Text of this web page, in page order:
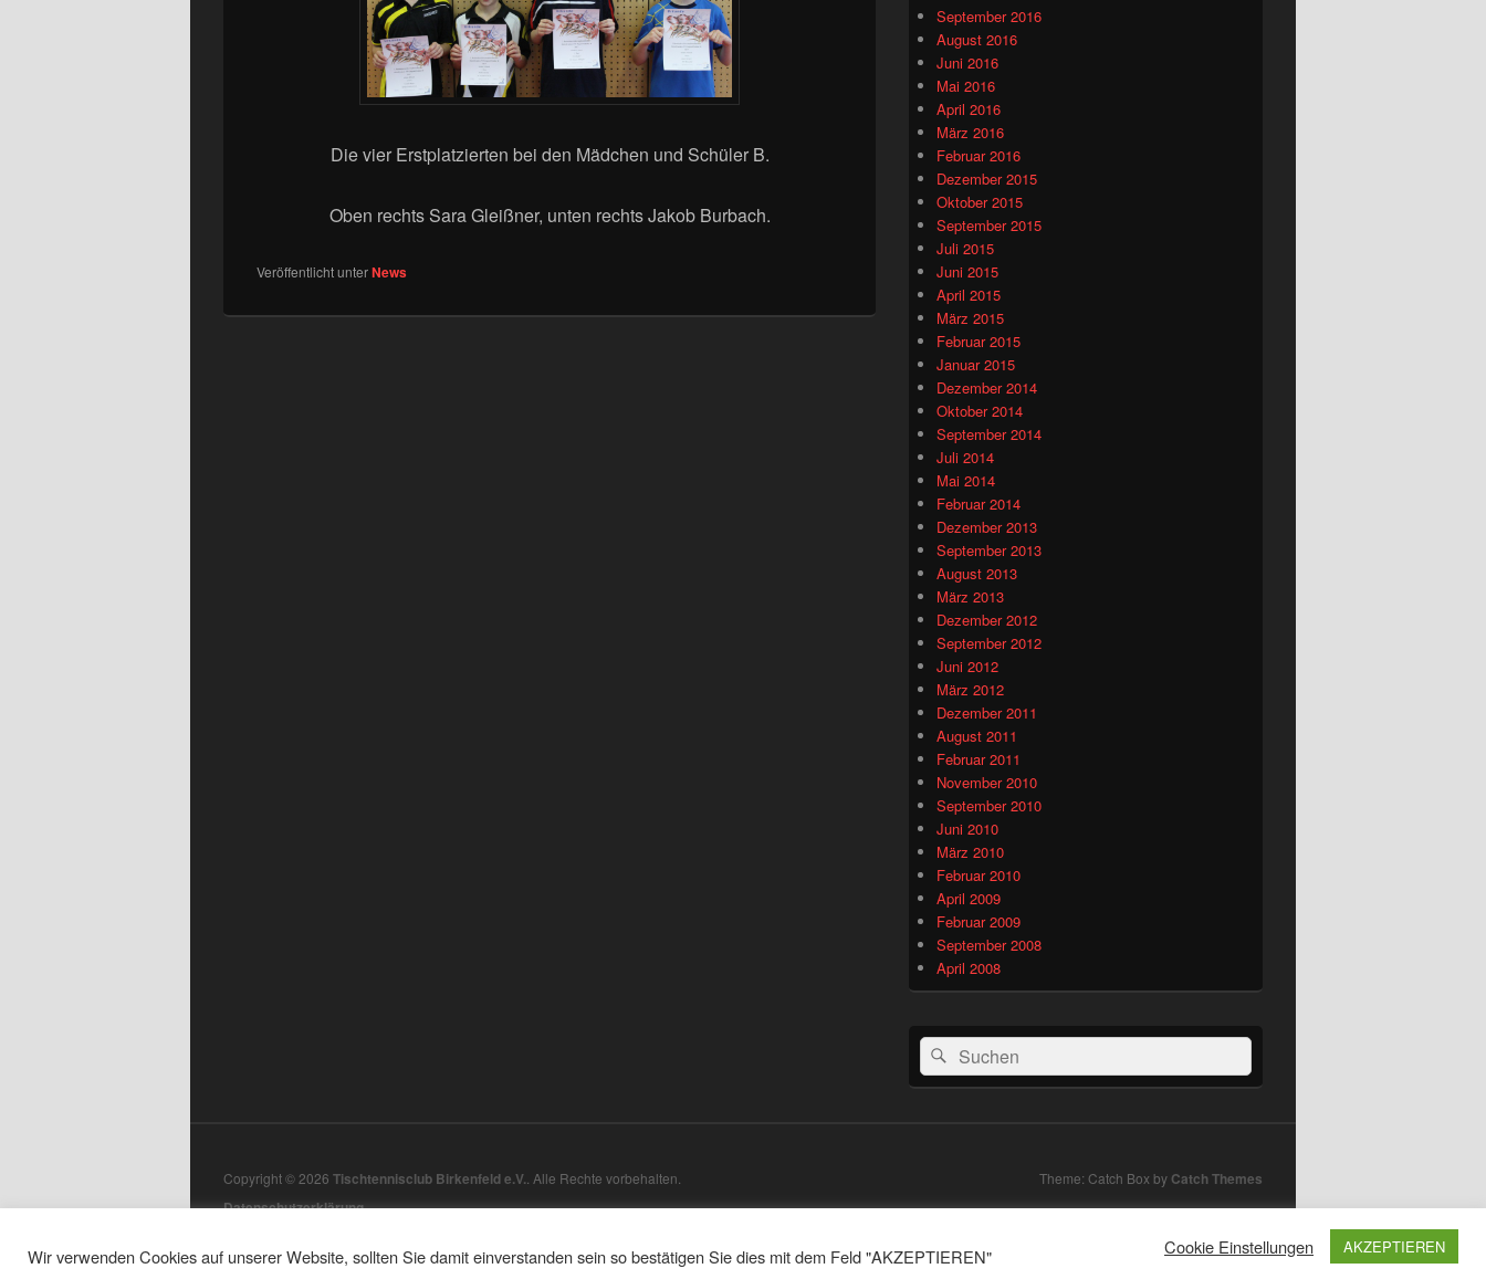
Die vier Erstplatzierten bei den Mädchen und Schüler B.
Oben rechts Sara Gleißner, unten rechts Jakob Burbach.
Veröffentlicht unterNews
September 2016
August 2016
Juni 2016
Mai 2016
April 2016
März 2016
Februar 2016
Dezember 2015
Oktober 2015
September 2015
Juli 2015
Juni 2015
April 2015
März 2015
Februar 2015
Januar 2015
Dezember 2014
Oktober 2014
September 2014
Juli 2014
Mai 2014
Februar 2014
Dezember 2013
September 2013
August 2013
März 2013
Dezember 2012
September 2012
Juni 2012
März 2012
Dezember 2011
August 2011
Februar 2011
November 2010
September 2010
Juni 2010
März 2010
Februar 2010
April 2009
Februar 2009
September 2008
April 2008
Suchen
nach:
Suchen
Copyright © 2026 Tischtennisclub Birkenfeld e.V. . Alle Rechte vorbehalten.
Datenschutzerklärung
Theme: Catch Box by Catch Themes
Wir verwenden Cookies auf unserer Website, sollten Sie damit einverstanden sein so bestätigen Sie dies mit dem Feld "AKZEPTIEREN" Cookie Einstellungen AKZEPTIEREN